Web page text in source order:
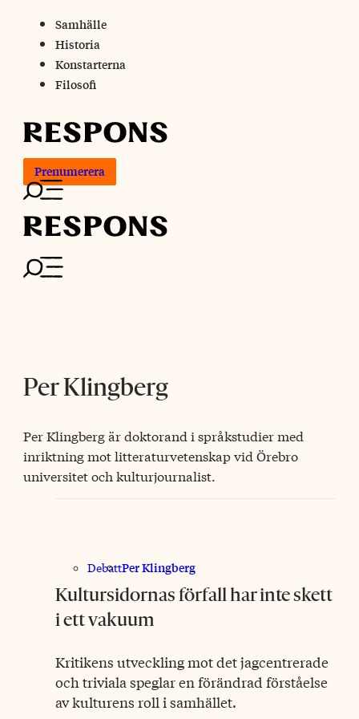
content
Samhälle
Historia
Konstarterna
Filosofi
Prenumerera
Per Klingberg
Per Klingberg är doktorand i språkstudier med
inriktning mot litteraturvetenskap vid Örebro
universitet och kulturjournalist.
DebattPer Klingberg
Kultursidornas förfall har inte skett
i ett vakuum
Kritikens utveckling mot det jagcentrerade
och triviala speglar en förändrad förståelse
av kulturens roll i samhället.